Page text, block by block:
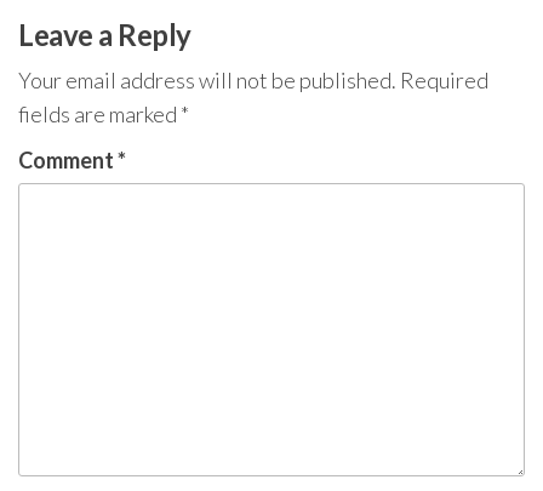
Leave a Reply
Your email address will not be published. Required
fields are marked *
Comment*